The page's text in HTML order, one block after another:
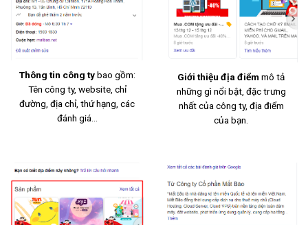
Thông tin công tybao gồm:
Tên công ty, website, chỉ
đường, địa chỉ, thứ hạng, các
đánh giá…
Giới thiệu địa điểmmô tả
những gì nổi bật, đặc trưng
nhất của công ty, địa điểm
của bạn.